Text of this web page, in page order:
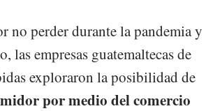
no perder durante la pandemia y
las empresas guatemaltecas de
exploraron la posibilidad de
por medio del comercio